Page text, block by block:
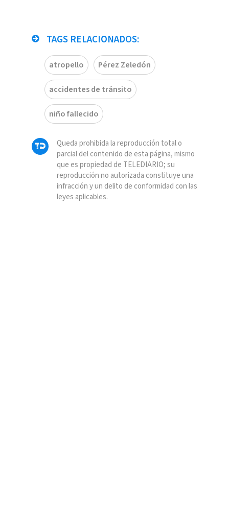
TAGS RELACIONADOS:
atropello Pérez Zeledón
accidentes de tránsito
niño fallecido
Queda prohibida la reproducción total o
parcial del contenido de esta página, mismo
que es propiedad de TELEDIARIO; su
reproducción no autorizada constituye una
infracción y un delito de conformidad con las
leyes aplicables.